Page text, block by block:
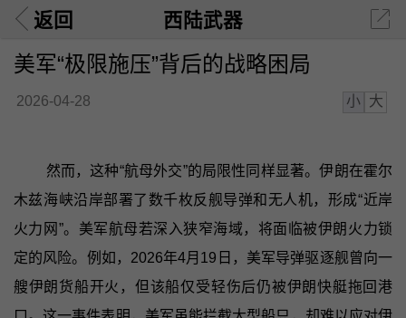
返回 西陆武器
美军“极限施压”背后的战略困局
2026-04-28 小 大
然而，这种“航母外交”的局限性同样显著。伊朗在霍尔
木兹海峡沿岸部署了数千枚反舰导弹和无人机，形成“近岸
火力网”。美军航母若深入狭窄海域，将面临被伊朗火力锁
定的风险。例如，2026年4月19日，美军导弹驱逐舰曾向一
艘伊朗货船开火，但该船仅受轻伤后仍被伊朗快艇拖回港